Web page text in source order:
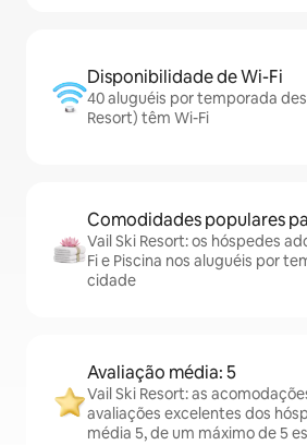
Disponibilidade de Wi-Fi
40 aluguéis por temporada
Resort) têm Wi-Fi
Comodidades populares
Vail Ski Resort: os hóspedes
Fi e Piscina nos aluguéis por
cidade
Avaliação média: 5
Vail Ski Resort: as
avaliações excelentes dos
média 5, de um máximo de 5